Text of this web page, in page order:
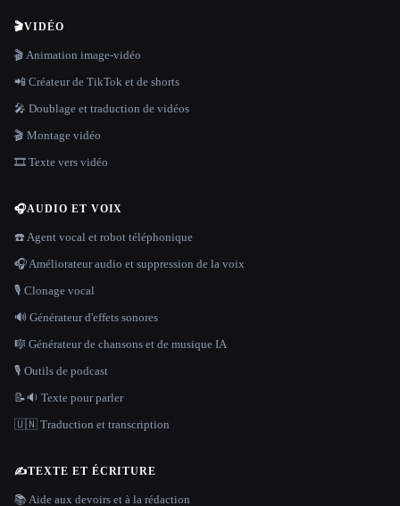
🎬VIDÉO
🎬 Animation image-vidéo
📲 Créateur de TikTok et de shorts
🎤 Doublage et traduction de vidéos
🎬 Montage vidéo
🎞️ Texte vers vidéo
🎧AUDIO ET VOIX
☎️ Agent vocal et robot téléphonique
🎧 Améliorateur audio et suppression de la voix
🎙️ Clonage vocal
🔊 Générateur d'effets sonores
🎼 Générateur de chansons et de musique IA
🎙️ Outils de podcast
📝🔉 Texte pour parler
🇺🇳 Traduction et transcription
✍️TEXTE ET ÉCRITURE
📚 Aide aux devoirs et à la rédaction